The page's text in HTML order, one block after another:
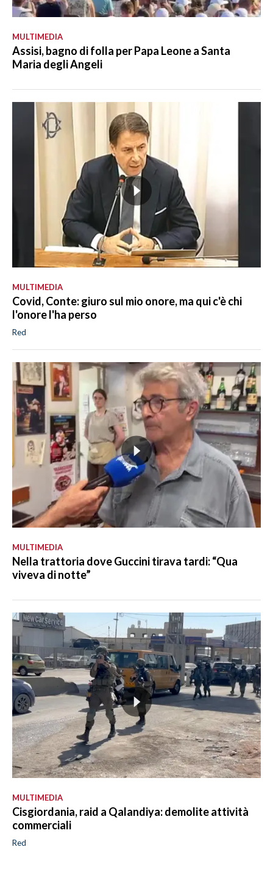
MULTIMEDIA
Assisi, bagno di folla per Papa Leone a Santa
Maria degli Angeli
MULTIMEDIA
Covid, Conte: giuro sul mio onore, ma qui c'è chi
l'onore l'ha perso
Red
MULTIMEDIA
Nella trattoria dove Guccini tirava tardi: “Qua
viveva di notte”
MULTIMEDIA
Cisgiordania, raid a Qalandiya: demolite attività
commerciali
Red